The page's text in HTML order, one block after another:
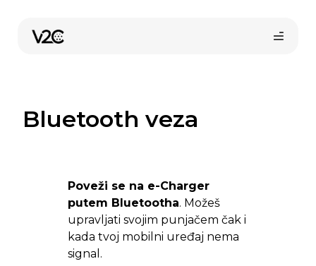
sadržaj
Bluetooth veza
Poveži se na e-Charger
putem Bluetootha. Možeš
upravljati svojim punjačem čak i
kada tvoj mobilni uređaj nema
signal.